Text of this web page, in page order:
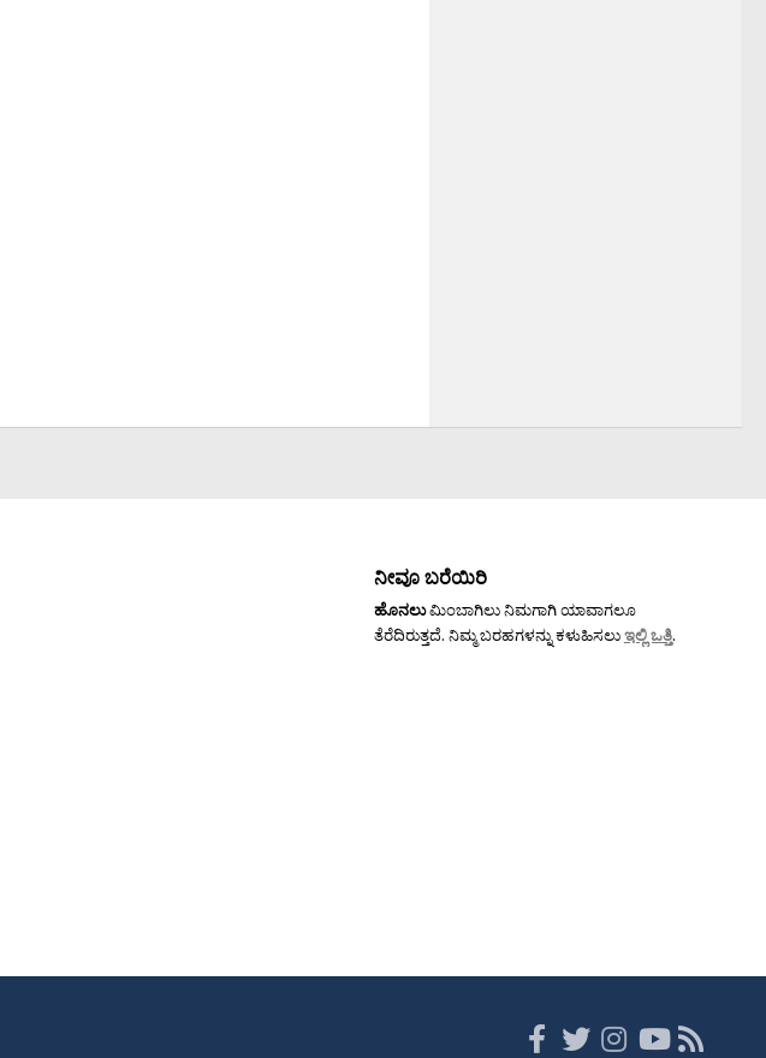
ನೀವೂ ಬರೆಯಿರಿ
ಹೊನಲುಮಿಂಬಾಗಿಲು ನಿಮಗಾಗಿ ಯಾವಾಗಲೂ
ತೆರೆದಿರುತ್ತದೆ. ನಿಮ್ಮ ಬರಹಗಳನ್ನು ಕಳುಹಿಸಲುಇಲ್ಲಿ ಒತ್ತಿ.